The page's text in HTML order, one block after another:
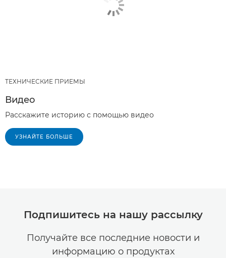
ТЕХНИЧЕСКИЕ ПРИЕМЫ
Видео
Расскажите историю с помощью видео
УЗНАЙТЕ БОЛЬШЕ
Подпишитесь на нашу рассылку
Получайте все последние новости и
информацию о продуктах